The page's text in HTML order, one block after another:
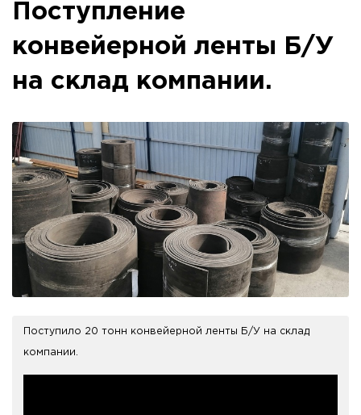
Поступление
конвейерной ленты Б/У
на склад компании.
Поступило 20 тонн конвейерной ленты Б/У на склад
компании.